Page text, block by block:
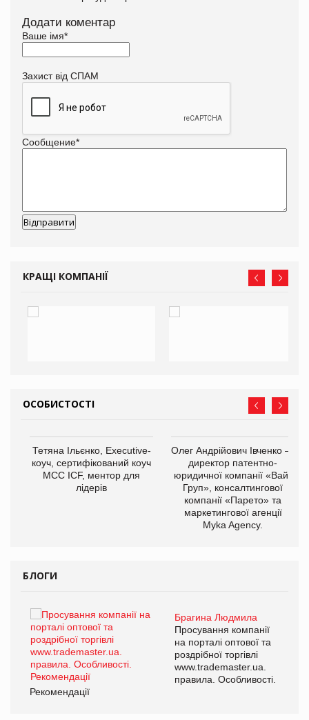
Додати коментар
Ваше імя*
Захист від СПАМ
Сообщение*
КРАЩІ КОМПАНІЇ
ОСОБИСТОСТІ
Тетяна Ільєнко, Executive-
коуч, сертифікований коуч
МСС ICF, ментор для
лідерів
Олег Андрійович Івченко —
директор патентно-
юридичної компанії «Вайз
Груп», консалтингової
компанії «Парето» та
маркетингової агенції
Myka Agency.
БЛОГИ
Брагина Людмила
Просування компанії
на порталі оптової та
роздрібної торгівлі
www.trademaster.ua.
правила. Особливості.
Рекомендації